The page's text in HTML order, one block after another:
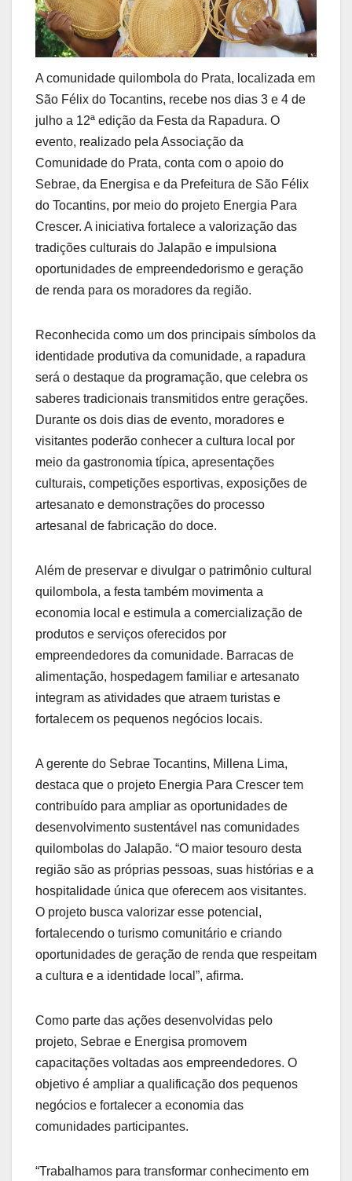
A comunidade quilombola do Prata, localizada em
São Félix do Tocantins, recebe nos dias 3 e 4 de
julho a 12ª edição da Festa da Rapadura. O
evento, realizado pela Associação da
Comunidade do Prata, conta com o apoio do
Sebrae, da Energisa e da Prefeitura de São Félix
do Tocantins, por meio do projeto Energia Para
Crescer. A iniciativa fortalece a valorização das
tradições culturais do Jalapão e impulsiona
oportunidades de empreendedorismo e geração
de renda para os moradores da região.
Reconhecida como um dos principais símbolos da
identidade produtiva da comunidade, a rapadura
será o destaque da programação, que celebra os
saberes tradicionais transmitidos entre gerações.
Durante os dois dias de evento, moradores e
visitantes poderão conhecer a cultura local por
meio da gastronomia típica, apresentações
culturais, competições esportivas, exposições de
artesanato e demonstrações do processo
artesanal de fabricação do doce.
Além de preservar e divulgar o patrimônio cultural
quilombola, a festa também movimenta a
economia local e estimula a comercialização de
produtos e serviços oferecidos por
empreendedores da comunidade. Barracas de
alimentação, hospedagem familiar e artesanato
integram as atividades que atraem turistas e
fortalecem os pequenos negócios locais.
A gerente do Sebrae Tocantins, Millena Lima,
destaca que o projeto Energia Para Crescer tem
contribuído para ampliar as oportunidades de
desenvolvimento sustentável nas comunidades
quilombolas do Jalapão. “O maior tesouro desta
região são as próprias pessoas, suas histórias e a
hospitalidade única que oferecem aos visitantes.
O projeto busca valorizar esse potencial,
fortalecendo o turismo comunitário e criando
oportunidades de geração de renda que respeitam
a cultura e a identidade local”, afirma.
Como parte das ações desenvolvidas pelo
projeto, Sebrae e Energisa promovem
capacitações voltadas aos empreendedores. O
objetivo é ampliar a qualificação dos pequenos
negócios e fortalecer a economia das
comunidades participantes.
“Trabalhamos para transformar conhecimento em